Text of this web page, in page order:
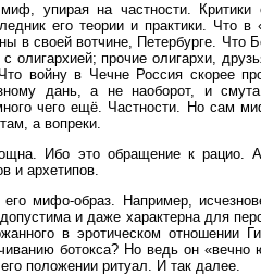
упирая на частности. Критики
его теории и практики. Что в
в своей вотчине, Петербурге. Что
олигархией; прочие олигархи,
войну в Чечне Россия скорее
дань, а не наоборот, и
чего ещё. Частности. Но сам
а вопреки.
Ибо это обращение к рацио.
и архетипов.
мифо-образ. Например,
и даже характерна для
в эротическом отношении
ботокса? Но ведь он «вечно
положении ритуал. И так далее.